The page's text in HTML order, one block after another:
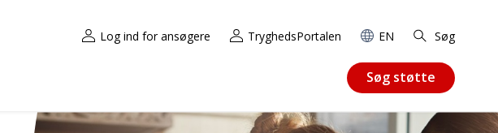
Log ind for ansøgere TryghedsPortalen EN Søg
Søg støtte